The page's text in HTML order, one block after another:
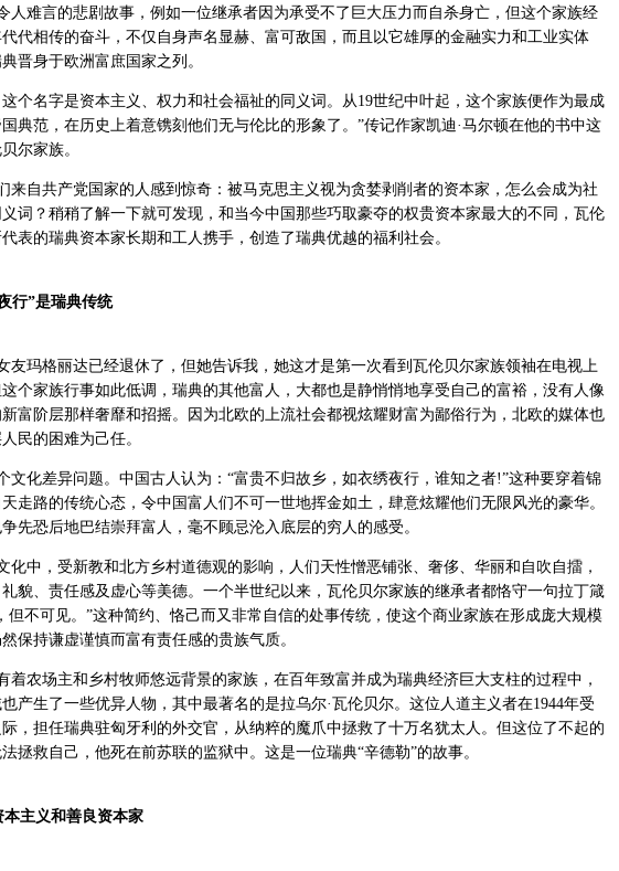
人难言的悲剧故事，例如一位继承者因为承受不了巨大压力而自杀身亡，但这个家族经
代相传的奋斗，不仅自身声名显赫、富可敌国，而且以它雄厚的金融实力和工业实体
晋身于欧洲富庶国家之列。
个名字是资本主义、权力和社会福祉的同义词。从19世纪中叶起，这个家族便作为最成
典范，在历史上着意镌刻他们无与伦比的形象了。”传记作家凯迪·马尔顿在他的书中这
尔家族。
来自共产党国家的人感到惊奇：被马克思主义视为贪婪剥削者的资本家，怎么会成为社
词？稍稍了解一下就可发现，和当今中国那些巧取豪夺的权贵资本家最大的不同，瓦伦
表的瑞典资本家长期和工人携手，创造了瑞典优越的福利社会。
行”是瑞典传统
友玛格丽达已经退休了，但她告诉我，她这才是第一次看到瓦伦贝尔家族领袖在电视上
个家族行事如此低调，瑞典的其他富人，大都也是静悄悄地享受自己的富裕，没有人像
富阶层那样奢靡和招摇。因为北欧的上流社会都视炫耀财富为鄙俗行为，北欧的媒体也
民的困难为己任。
文化差异问题。中国古人认为：“富贵不归故乡，如衣绣夜行，谁知之者!”这种要穿着锦
走路的传统心态，令中国富人们不可一世地挥金如土，肆意炫耀他们无限风光的豪华。
先恐后地巴结崇拜富人，毫不顾忌沦入底层的穷人的感受。
化中，受新教和北方乡村道德观的影响，人们天性憎恶铺张、奢侈、华丽和自吹自擂，
貌、责任感及虚心等美德。一个半世纪以来，瓦伦贝尔家族的继承者都恪守一句拉丁箴
但不可见。”这种简约、恪己而又非常自信的处事传统，使这个商业家族在形成庞大规模
保持谦虚谨慎而富有责任感的贵族气质。
着农场主和乡村牧师悠远背景的家族，在百年致富并成为瑞典经济巨大支柱的过程中，
产生了一些优异人物，其中最著名的是拉乌尔·瓦伦贝尔。这位人道主义者在1944年受
，担任瑞典驻匈牙利的外交官，从纳粹的魔爪中拯救了十万名犹太人。但这位了不起的
拯救自己，他死在前苏联的监狱中。这是一位瑞典“辛德勒”的故事。
主义和善良资本家